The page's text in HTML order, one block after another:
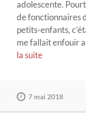
adolescente.
de fonctionnaires
petits-enfants,
me fallait enfouir
la suite
7 mai 2018